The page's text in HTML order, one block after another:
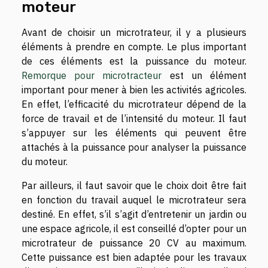
moteur
Avant de choisir un microtrateur, il y a plusieurs
éléments à prendre en compte. Le plus important
de ces éléments est la puissance du moteur.
Remorque pour microtracteur est un élément
important pour mener à bien les activités agricoles.
En effet, l’efficacité du microtrateur dépend de la
force de travail et de l’intensité du moteur. Il faut
s’appuyer sur les éléments qui peuvent être
attachés à la puissance pour analyser la puissance
du moteur.
Par ailleurs, il faut savoir que le choix doit être fait
en fonction du travail auquel le microtrateur sera
destiné. En effet, s’il s’agit d’entretenir un jardin ou
une espace agricole, il est conseillé d’opter pour un
microtrateur de puissance 20 CV au maximum.
Cette puissance est bien adaptée pour les travaux